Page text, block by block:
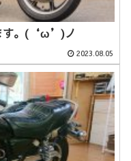
す。(‘ω’)ノ
2023.08.05